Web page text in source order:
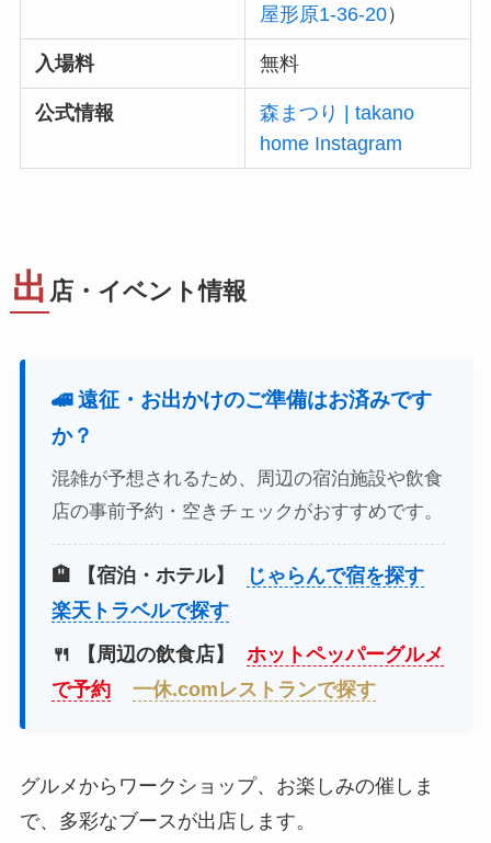
屋形原1-36-20）
入場料 無料
公式情報
森まつり | takano
home Instagram
出 店・イベント情報
🚄 遠征・お出かけのご準備はお済みです
か？
混雑が予想されるため、周辺の宿泊施設や飲食
店の事前予約・空きチェックがおすすめです。
🏨 【宿泊・ホテル】
じゃらんで宿を探す
楽天トラベルで探す
🍴 【周辺の飲食店】
ホットペッパーグルメ
で予約
一休.comレストランで探す
グルメからワークショップ、お楽しみの催しま
で、多彩なブースが出店します。